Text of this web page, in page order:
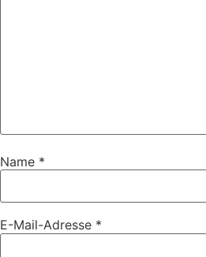
Name *
E-Mail-Adresse *